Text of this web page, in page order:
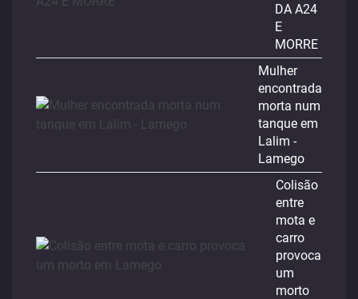
DA A24
E
MORRE
Mulher
encontrada
morta num
tanque em
Lalim -
Lamego
Colisão
entre
mota e
carro
provoca
um
morto